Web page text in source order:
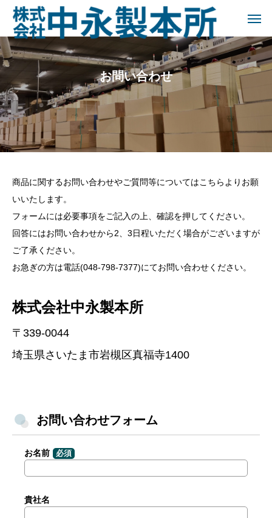
お問い合わせ
商品に関するお問い合わせやご質問等についてはこちらよりお願
いいたします。
フォームには必要事項をご記入の上、確認を押してください。
回答にはお問い合わせから2、3日程いただく場合がございますが
ご了承ください。
お急ぎの方は電話(048-798-7377)にてお問い合わせください。
株式会社中永製本所
〒339-0044
埼玉県さいたま市岩槻区真福寺1400
お問い合わせフォーム
お名前 必須
貴社名